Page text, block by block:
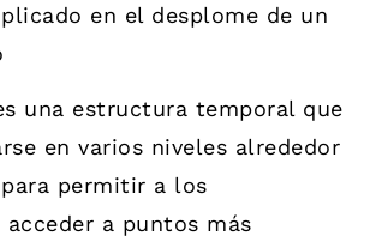
en el desplome de un
una estructura temporal que
en varios niveles alrededor
permitir a los
a puntos más